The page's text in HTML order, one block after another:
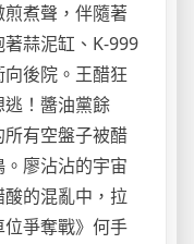
煮聲，伴隨著
蒜泥缸、K-999
後院。王醋狂
！醬油黨餘
有空盤子被醋
廖沾沾的宇宙
的混亂中，拉
爭奪戰》何手